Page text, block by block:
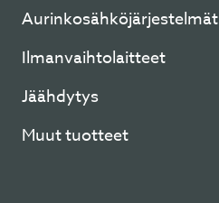
Aurinkosähköjärjestelmät
Ilmanvaihtolaitteet
Jäähdytys
Muut tuotteet